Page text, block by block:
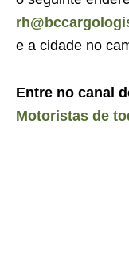
e a cidade no
Entre no canal
Motoristas de